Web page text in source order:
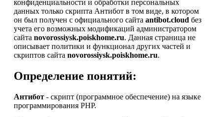
конфиденциальности и обработки персональных
данных только скрипта Антибот в том виде, в котором
он был получен с официального сайта antibot.cloud без
учета его возможных модификаций администратором
сайта novorossiysk.poiskhome.ru. Данная страница не
описывает политики и функционал других частей и
скриптов сайта novorossiysk.poiskhome.ru.
Определение понятий:
Антибот - скрипт (программное обеспечение) на языке
программирования PHP.